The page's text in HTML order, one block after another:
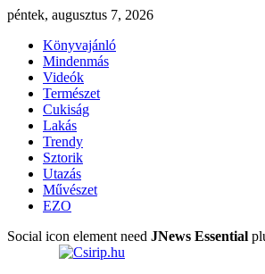
péntek, augusztus 7, 2026
Könyvajánló
Mindenmás
Videók
Természet
Cukiság
Lakás
Trendy
Sztorik
Utazás
Művészet
EZO
Social icon element need JNews Essential